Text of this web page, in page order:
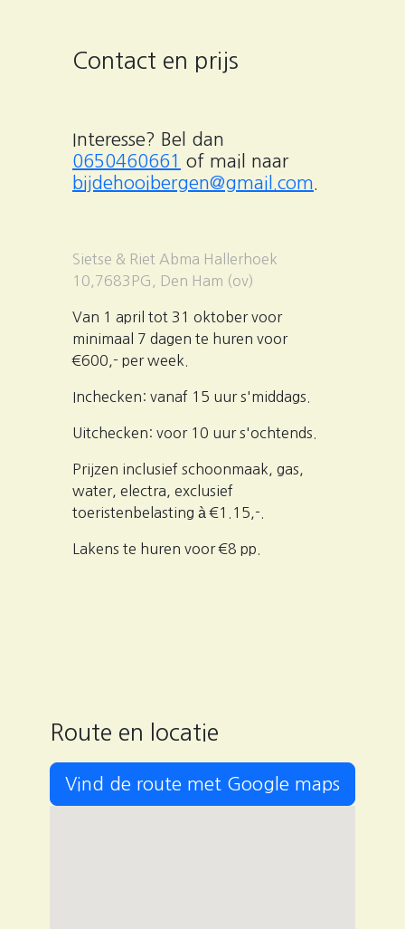
Contact en prijs
Interesse? Bel dan
0650460661 of mail naar
bijdehooibergen@gmail.com
Sietse & Riet Abma Hallerhoek
10,7683PG, Den Ham (ov)
Van 1 april tot 31 oktober voor
minimaal 7 dagen te huren voor
€600,- per week.
Inchecken: vanaf 15 uur s'middags.
Uitchecken: voor 10 uur s'ochtends.
Prijzen inclusief schoonmaak, gas,
water, electra, exclusief
toeristenbelasting à €1.15,-.
Lakens te huren voor €8 pp.
Route en locatie
Vind de route met Google maps